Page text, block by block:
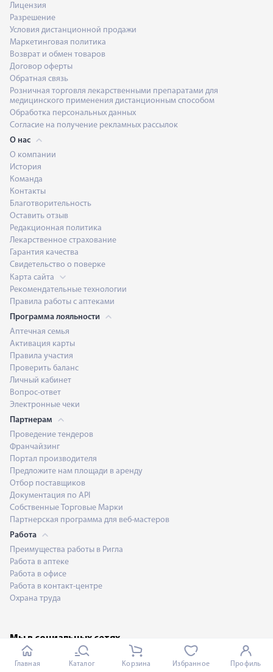
Лицензия
Разрешение
Условия дистанционной продажи
Маркетинговая политика
Возврат и обмен товаров
Договор оферты
Обратная связь
Розничная торговля лекарственными препаратами для
медицинского применения дистанционным способом
Обработка персональных данных
Согласие на получение рекламных рассылок
О нас
О компании
История
Команда
Контакты
Благотворительность
Оставить отзыв
Редакционная политика
Лекарственное страхование
Гарантия качества
Свидетельство о поверке
Карта сайта
Рекомендательные технологии
Правила работы с аптеками
Программа лояльности
Аптечная семья
Активация карты
Правила участия
Проверить баланс
Личный кабинет
Вопрос-ответ
Электронные чеки
Партнерам
Проведение тендеров
Франчайзинг
Портал производителя
Предложите нам площади в аренду
Отбор поставщиков
Документация по API
Собственные Торговые Марки
Партнерская программа для веб-мастеров
Работа
Преимущества работы в Ригла
Работа в аптеке
Работа в офисе
Работа в контакт-центре
Охрана труда
Мы в социальных сетях
Главная Каталог Корзина Избранное Профиль